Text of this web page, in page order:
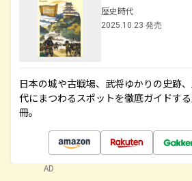
歴史時代
2025.10.23 発売
日本の城や古戦場、武将ゆかりの史跡
代にまつわるスポットを徹底ガイドす
冊。
AD